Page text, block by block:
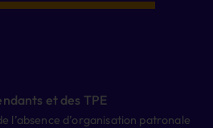
et des TPE
l’absence d’organisation patronale